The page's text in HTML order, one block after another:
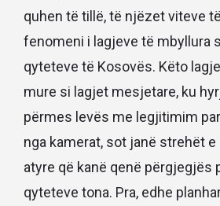
quhen të tillë, të njëzet viteve
fenomeni i lagjeve të mbyllura
qyteteve të Kosovës. Këto
mure si lagjet mesjetare, ku
përmes levës me legjitimim
nga kamerat, sot janë strehët
atyre që kanë qenë përgjegjës
qyteteve tona. Pra, edhe